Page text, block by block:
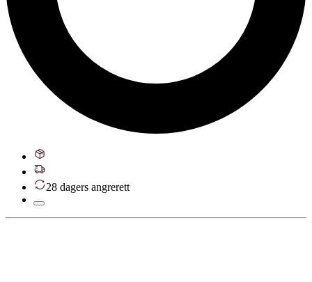
28 dagers angrerett